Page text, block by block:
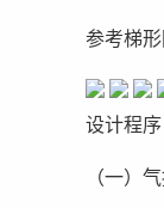
参考梯形
设计程
（一）